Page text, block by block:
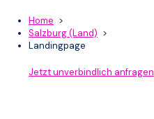
Home >
Salzburg (Land) >
Landingpage
Jetzt unverbindlich anfragen